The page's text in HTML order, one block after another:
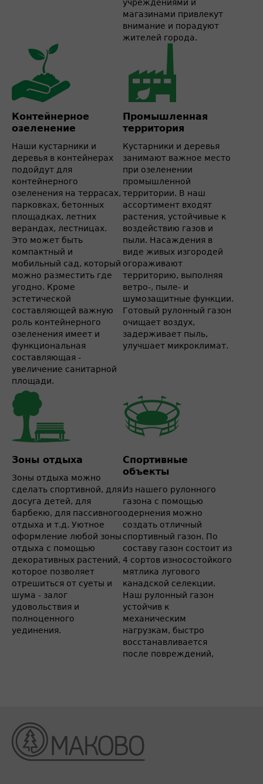
учреждениями и
магазинами привлекут
внимание и порадуют
жителей города.
Контейнерное
озеленение
Наши кустарники и
деревья в контейнерах
подойдут для
контейнерного
озеленения на террасах,
парковках, бетонных
площадках, летних
верандах, лестницах.
Это может быть
компактный и
мобильный сад, который
можно разместить где
угодно. Кроме
эстетической
составляющей важную
роль контейнерного
озеленения имеет и
функциональная
составляющая -
увеличение санитарной
площади.
Промышленная
территория
Кустарники и деревья
занимают важное место
при озеленении
промышленной
территории. В наш
ассортимент входят
растения, устойчивые к
воздействию газов и
пыли. Насаждения в
виде живых изгородей
огораживают
территорию, выполняя
ветро-, пыле- и
шумозащитные функции.
Готовый рулонный газон
очищает воздух,
задерживает пыль,
улучшает микроклимат.
Зоны отдыха
Зоны отдыха можно
сделать спортивной, для
досуга детей, для
барбекю, для пассивного
отдыха и т.д. Уютное
оформление любой зоны
отдыха с помощью
декоративных растений,
которое позволяет
отрешиться от суеты и
шума - залог
удовольствия и
полноценного
уединения.
Спортивные
объекты
Из нашего рулонного
газона с помощью
одернения можно
создать отличный
спортивный газон. По
составу газон состоит из
4 сортов износостойкого
мятлика лугового
канадской селекции.
Наш рулонный газон
устойчив к
механическим
нагрузкам, быстро
восстанавливается
после повреждений,